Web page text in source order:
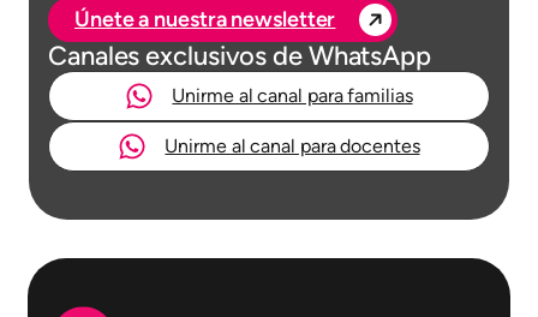
Únete a nuestra newsletter
Canales exclusivos de WhatsApp
Unirme al canal para familias
Unirme al canal para docentes